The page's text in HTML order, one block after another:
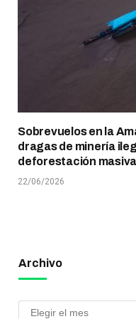
Sobrevuelos en la
dragas de minería
deforestación
22/06/2026
Archivo